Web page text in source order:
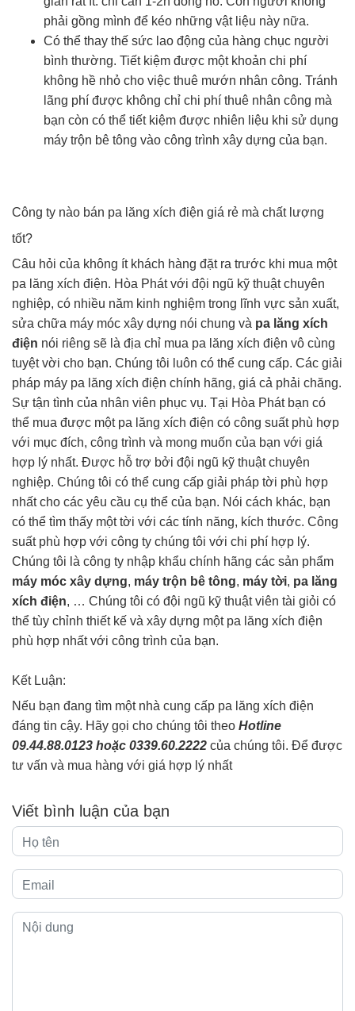
phải gồng mình để kéo những vật liệu này nữa.
Có thể thay thế sức lao động của hàng chục người
bình thường. Tiết kiệm được một khoản chi phí
không hề nhỏ cho việc thuê mướn nhân công. Tránh
lãng phí được không chỉ chi phí thuê nhân công mà
bạn còn có thể tiết kiệm được nhiên liệu khi sử dụng
máy trộn bê tông vào công trình xây dựng của bạn.
Công ty nào bán pa lăng xích điện giá rẻ mà chất lượng
tốt?
Câu hỏi của không ít khách hàng đặt ra trước khi mua một
pa lăng xích điện. Hòa Phát với đội ngũ kỹ thuật chuyên
nghiệp, có nhiều năm kinh nghiệm trong lĩnh vực sản xuất,
sửa chữa máy móc xây dựng nói chung và pa lăng xích
điện nói riêng sẽ là địa chỉ mua pa lăng xích điện vô cùng
tuyệt vời cho bạn. Chúng tôi luôn có thể cung cấp. Các giải
pháp máy pa lăng xích điện chính hãng, giá cả phải chăng.
Sự tận tình của nhân viên phục vụ. Tại Hòa Phát bạn có
thể mua được một pa lăng xích điện có công suất phù hợp
với mục đích, công trình và mong muốn của bạn với giá
hợp lý nhất. Được hỗ trợ bởi đội ngũ kỹ thuật chuyên
nghiệp. Chúng tôi có thể cung cấp giải pháp tời phù hợp
nhất cho các yêu cầu cụ thể của bạn. Nói cách khác, bạn
có thể tìm thấy một tời với các tính năng, kích thước. Công
suất phù hợp với công ty chúng tôi với chi phí hợp lý.
Chúng tôi là công ty nhập khẩu chính hãng các sản phẩm
máy móc xây dựng, máy trộn bê tông, máy tời, pa lăng
xích điện, … Chúng tôi có đội ngũ kỹ thuật viên tài giỏi có
thể tùy chỉnh thiết kế và xây dựng một pa lăng xích điện
phù hợp nhất với công trình của bạn.
Kết Luận:
Nếu bạn đang tìm một nhà cung cấp pa lăng xích điện
đáng tin cậy. Hãy gọi cho chúng tôi theo Hotline
09.44.88.0123 hoặc 0339.60.2222 của chúng tôi. Để được
tư vấn và mua hàng với giá hợp lý nhất
Viết bình luận của bạn